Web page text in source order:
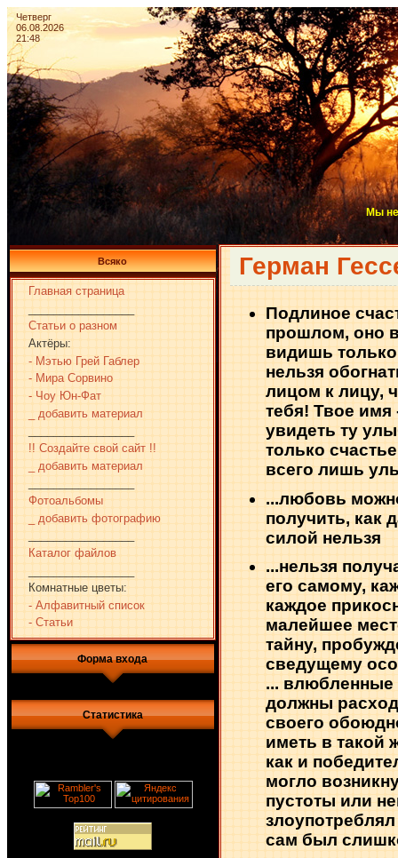
Четверг
06.08.2026
21:48
Мы не
Всяко
Главная страница
Статьи о разном
Актёры:
- Мэтью Грей Габлер
- Мира Сорвино
- Чоу Юн-Фат
_ добавить материал
!! Создайте свой сайт !!
_ добавить материал
Фотоальбомы
_ добавить фотографию
Каталог файлов
Комнатные цветы:
- Алфавитный список
- Статьи
Форма входа
Статистика
Герман
Подлиное
прошлом, оно
видишь
нельзя
лицом к лицу,
тебя! Твое имя
увидеть ту
только
всего лишь
...любовь
получить, как
силой нельзя
...нельзя
его самому,
каждое
малейшее
тайну,
сведущему
... влюбленные
должны
своего
иметь в такой
как и
могло
пустоты или
сам был